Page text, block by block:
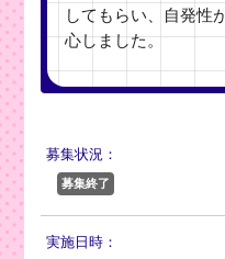
してもらい、自発性
心しました。
募集状況：
募集終了
実施日時：